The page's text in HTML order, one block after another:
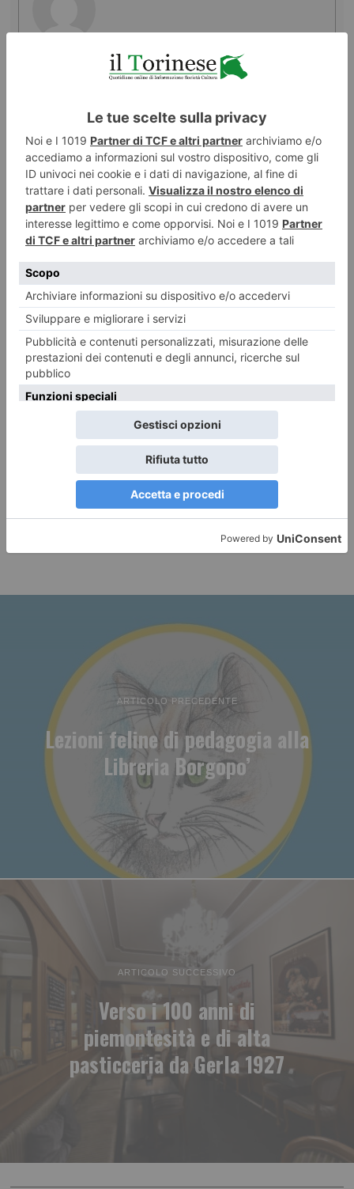
LASCIA UN COMMENTO
ARTICOLO PRECEDENTE
Lezioni feline di pedagogia alla
Libreria Borgopo’
ARTICOLO SUCCESSIVO
Verso i 100 anni di
piemontesità e di alta
pasticceria da Gerla 1927